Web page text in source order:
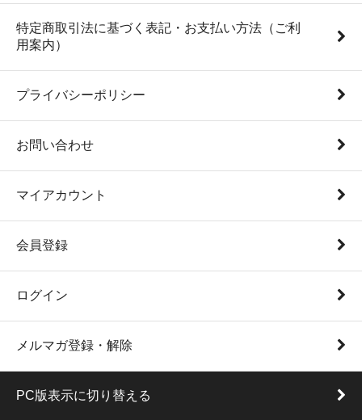
特定商取引法に基づく表記・お支払い方法（ご利
用案内）
プライバシーポリシー
お問い合わせ
マイアカウント
会員登録
ログイン
メルマガ登録・解除
PC版表示に切り替える